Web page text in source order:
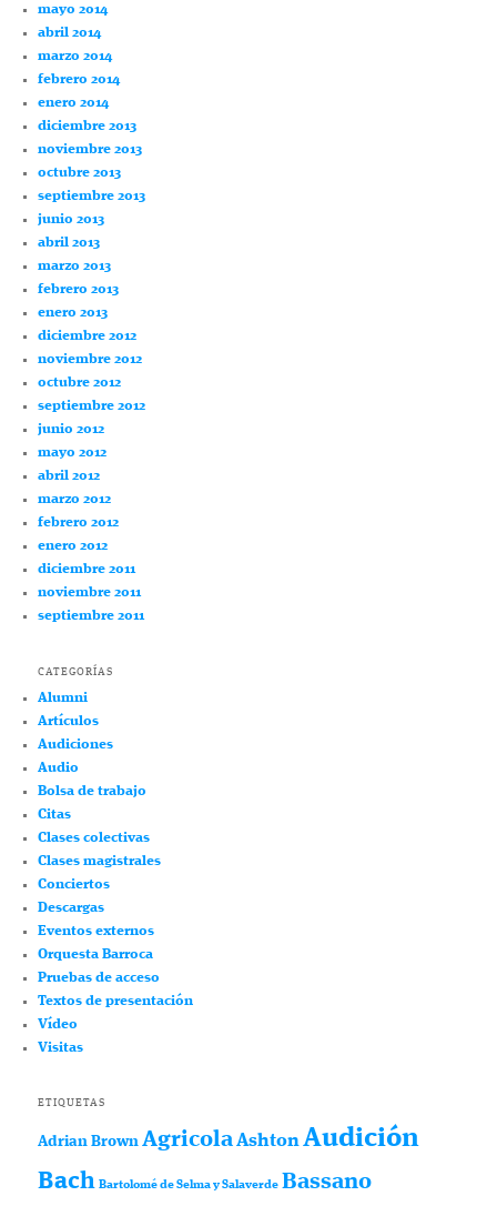
mayo 2014
abril 2014
marzo 2014
febrero 2014
enero 2014
diciembre 2013
noviembre 2013
octubre 2013
septiembre 2013
junio 2013
abril 2013
marzo 2013
febrero 2013
enero 2013
diciembre 2012
noviembre 2012
octubre 2012
septiembre 2012
junio 2012
mayo 2012
abril 2012
marzo 2012
febrero 2012
enero 2012
diciembre 2011
noviembre 2011
septiembre 2011
CATEGORÍAS
Alumni
Artículos
Audiciones
Audio
Bolsa de trabajo
Citas
Clases colectivas
Clases magistrales
Conciertos
Descargas
Eventos externos
Orquesta Barroca
Pruebas de acceso
Textos de presentación
Vídeo
Visitas
ETIQUETAS
Adrian Brown AgricolaAshtonAudición
Bach Bartolomé de Selma y Salaverde Bassano